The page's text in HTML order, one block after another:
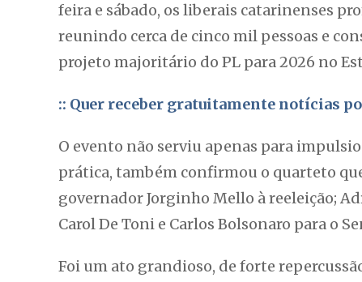
feira e sábado, os liberais catarinenses
reunindo cerca de cinco mil pessoas e
projeto majoritário do PL para 2026 no
:: Quer receber gratuitamente notícias
O evento não serviu apenas para
prática, também confirmou o quarteto
governador Jorginho Mello à reeleição;
Carol De Toni e Carlos Bolsonaro para o
Foi um ato grandioso, de forte